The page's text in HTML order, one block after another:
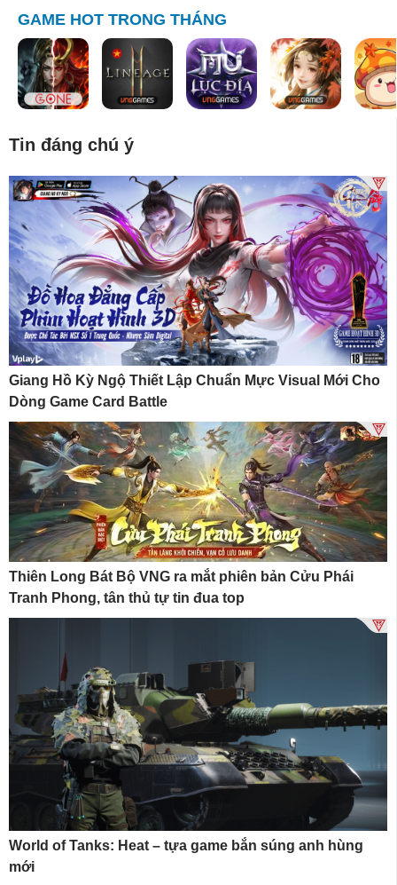
GAME HOT TRONG THÁNG
Tin đáng chú ý
Giang Hồ Kỳ Ngộ Thiết Lập Chuẩn Mực Visual Mới Cho
Dòng Game Card Battle
Thiên Long Bát Bộ VNG ra mắt phiên bản Cửu Phái
Tranh Phong, tân thủ tự tin đua top
World of Tanks: Heat – tựa game bắn súng anh hùng
mới